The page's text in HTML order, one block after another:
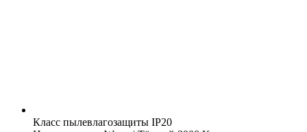
Класс пылевлагозащиты IP20